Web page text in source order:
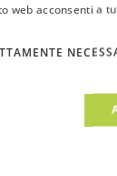
web acconsenti a